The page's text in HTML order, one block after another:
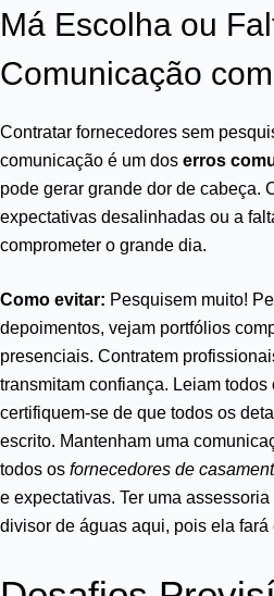
Má Escolha ou
Comunicação
Contratar fornecedores sem
comunicação é um dos erros
pode gerar grande dor de cabeça.
expectativas desalinhadas ou a
comprometer o grande dia.
Como evitar: Pesquisem muito!
depoimentos, vejam portfólios
presenciais. Contratem
transmitam confiança. Leiam
certifiquem-se de que todos os
escrito. Mantenham uma
todos os fornecedores de
e expectativas. Ter uma
divisor de águas aqui, pois ela